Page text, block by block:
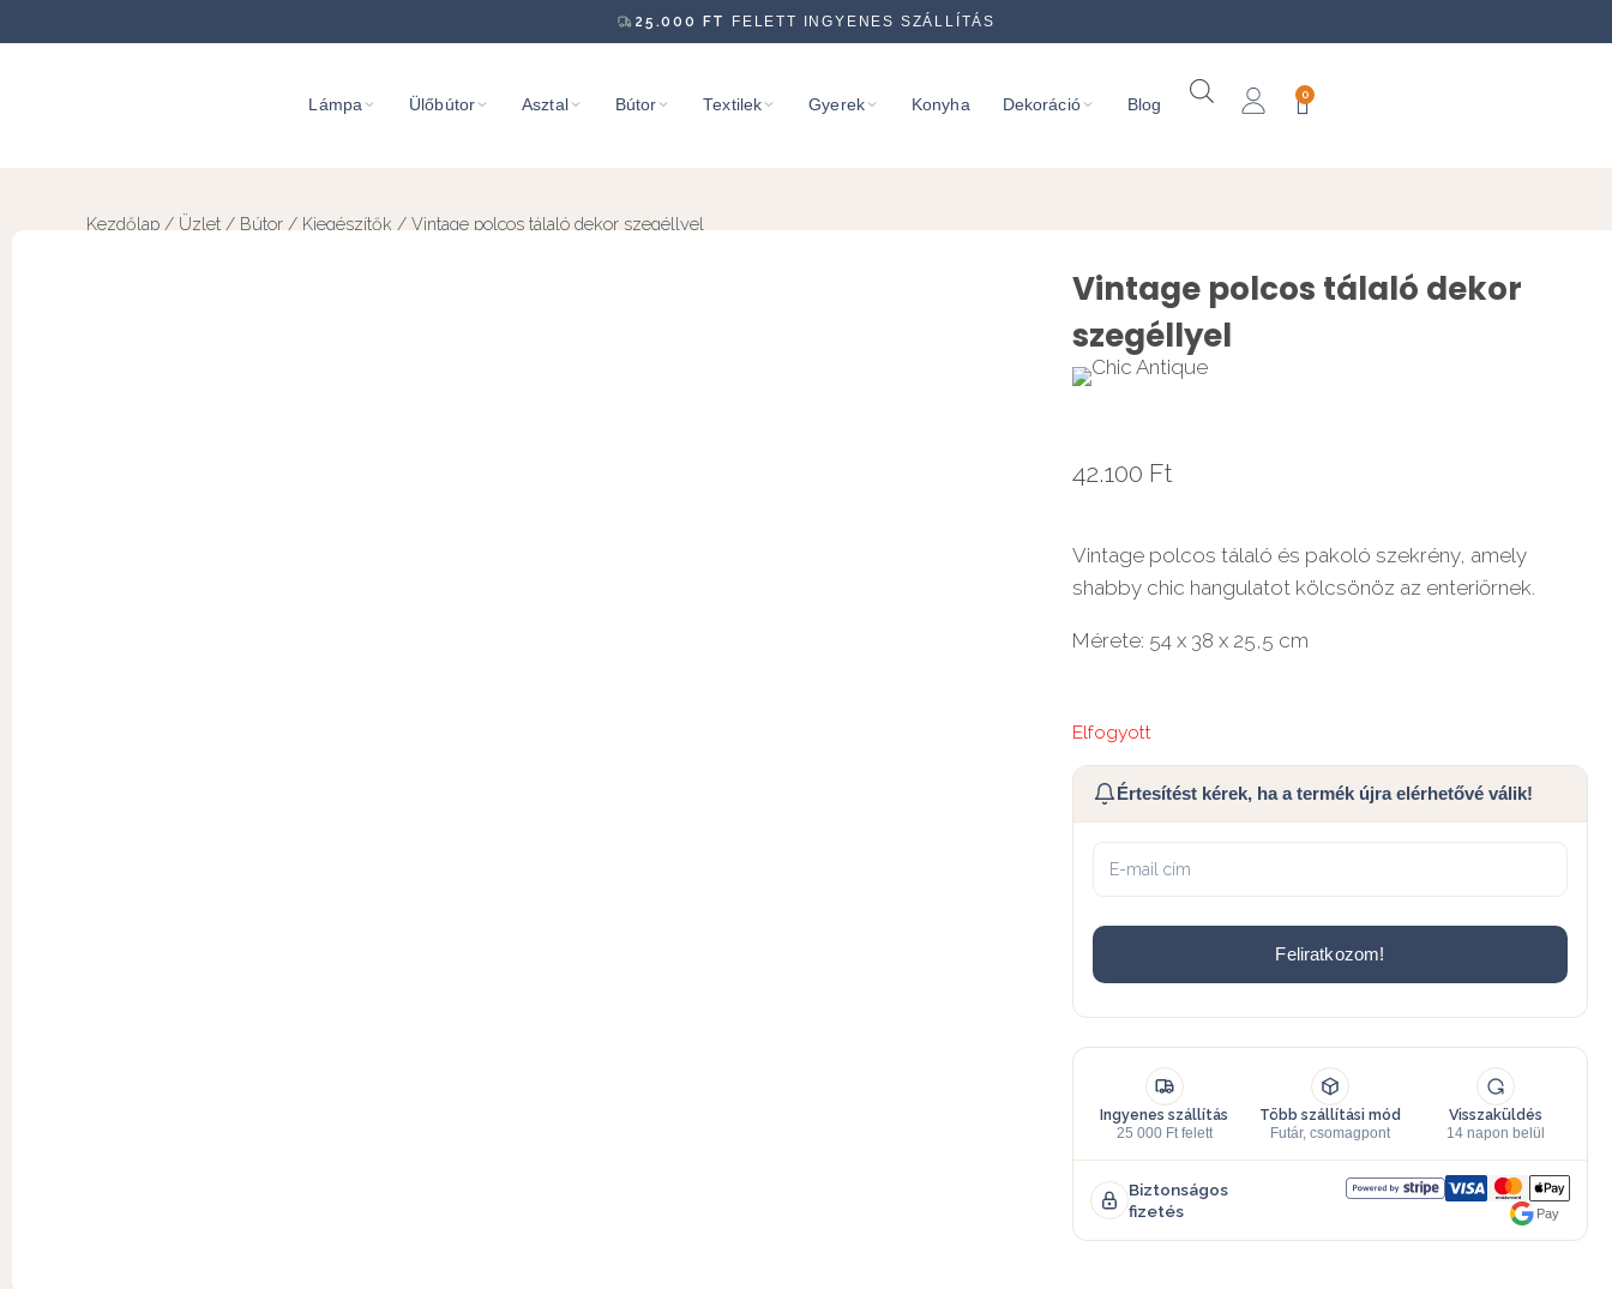
25.000 FT FELETT INGYENES SZÁLLÍTÁS
Lámpa Ülőbútor Asztal Bútor Textilek Gyerek Konyha Dekoráció Blog
0
Kezdőlap / Üzlet / Bútor / Kiegészítők / Vintage polcos tálaló dekor szegéllyel
Vintage polcos tálaló dekor
szegéllyel
42.100 Ft
Vintage polcos tálaló és pakoló szekrény, amely
shabby chic hangulatot kölcsönöz az enteriőrnek.
Mérete: 54 x 38 x 25,5 cm
Elfogyott
Értesítést kérek, ha a termék újra elérhetővé válik!
Feliratkozom!
Ingyenes szállítás
25 000 Ft felett
Több szállítási mód
Futár, csomagpont
Visszaküldés
14 napon belül
Biztonságos
fizetés
Pay